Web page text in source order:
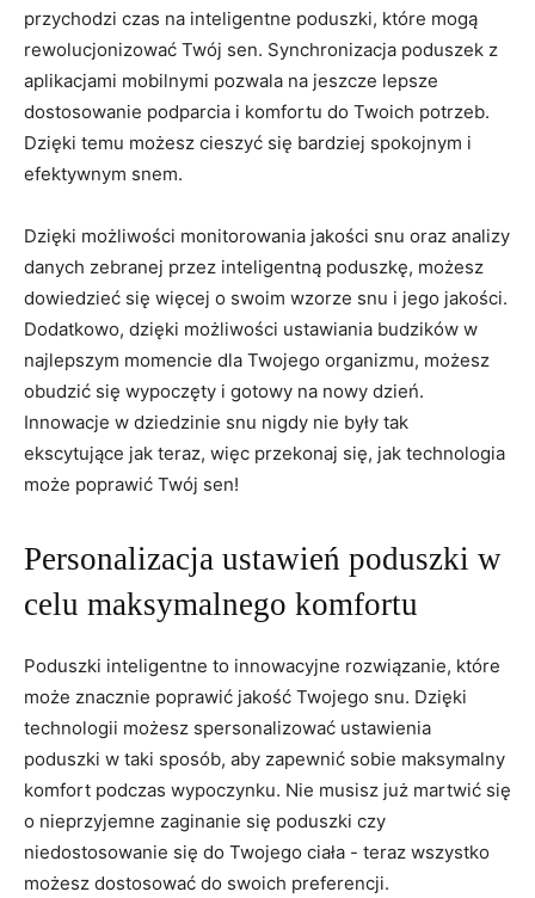
przychodzi czas​ na inteligentne poduszki, które mogą
rewolucjonizować Twój sen. Synchronizacja‌ poduszek z
aplikacjami ​mobilnymi pozwala na jeszcze‌ lepsze
dostosowanie podparcia⁣ i komfortu‌ do Twoich potrzeb.
Dzięki temu możesz cieszyć się bardziej spokojnym i
efektywnym snem.
Dzięki ‌możliwości⁢ monitorowania ​jakości snu oraz analizy
danych ⁤zebranej przez inteligentną poduszkę,‌ możesz
dowiedzieć‍ się więcej o ⁤swoim wzorze snu i jego jakości.
Dodatkowo, ‌dzięki możliwości ustawiania ⁢budzików ​w
⁣najlepszym ⁤momencie​ dla Twojego⁣ organizmu, możesz‌
obudzić się wypoczęty i⁣ gotowy na nowy dzień.
⁤Innowacje w dziedzinie ⁢snu nigdy nie były‌ tak
ekscytujące jak teraz, więc przekonaj się, jak⁢ technologia​
może poprawić Twój sen!
Personalizacja ustawień poduszki w
celu maksymalnego komfortu
Poduszki inteligentne‌ to⁢ innowacyjne rozwiązanie, które
może znacznie‌ poprawić jakość ‍Twojego‍ snu. Dzięki
technologii ‌możesz spersonalizować ⁤ustawienia
poduszki w taki sposób, aby zapewnić sobie maksymalny
komfort podczas wypoczynku. ​Nie musisz⁢ już ⁣martwić się
⁤o nieprzyjemne⁢ zaginanie się poduszki czy
niedostosowanie się do Twojego ciała -⁣ teraz wszystko
możesz dostosować do swoich preferencji.